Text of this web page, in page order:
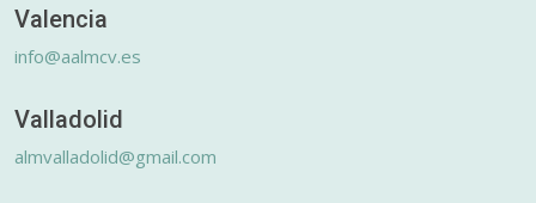
Valencia
info@aalmcv.es
Valladolid
almvalladolid@gmail.com